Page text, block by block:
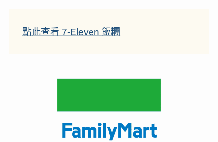
點此查看 7-Eleven 飯糰